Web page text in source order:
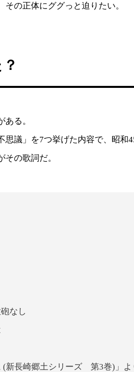
の正体にググっと迫りたい。
る。
議」を7つ挙げた内容で、昭和
の歌詞だ。
なし
(新長崎郷土シリーズ 第3巻)」